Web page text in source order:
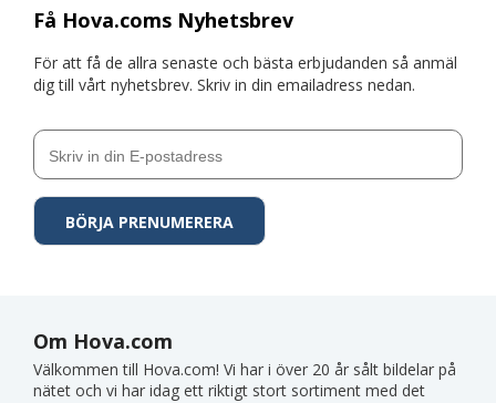
Få Hova.coms Nyhetsbrev
För att få de allra senaste och bästa erbjudanden så anmäl
dig till vårt nyhetsbrev. Skriv in din emailadress nedan.
Om Hova.com
Välkommen till Hova.com! Vi har i över 20 år sålt bildelar på
nätet och vi har idag ett riktigt stort sortiment med det